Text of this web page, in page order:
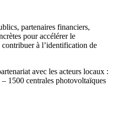
partenaires financiers,
pour accélérer le
contribuer à l’identification de
avec les acteurs locaux :
1500 centrales photovoltaïques